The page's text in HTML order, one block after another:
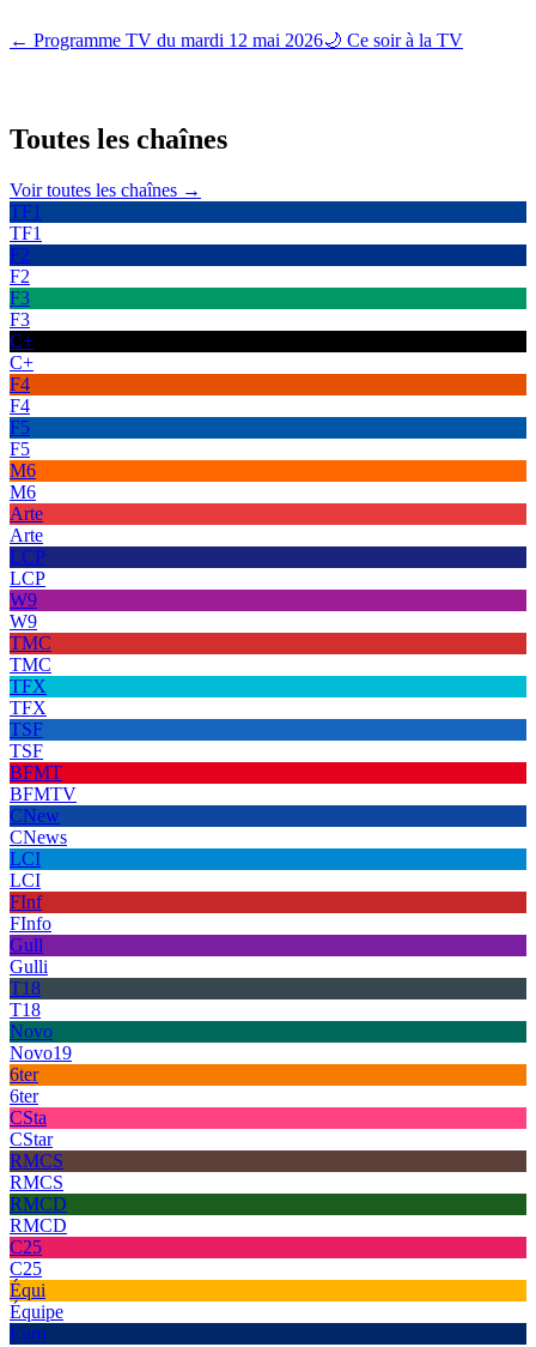
← Programme TV du mardi 12 mai 2026🌙 Ce soir à la TV
Toutes les chaînes
Voir toutes les chaînes →
TF1
TF1
F2
F2
F3
F3
C+
C+
F4
F4
F5
F5
M6
M6
Arte
Arte
LCP
LCP
W9
W9
TMC
TMC
TFX
TFX
TSF
TSF
BFMT
BFMTV
CNew
CNews
LCI
LCI
FInf
FInfo
Gull
Gulli
T18
T18
Novo
Novo19
6ter
6ter
CSta
CStar
RMCS
RMCS
RMCD
RMCD
C25
C25
Équi
Équipe
Euro